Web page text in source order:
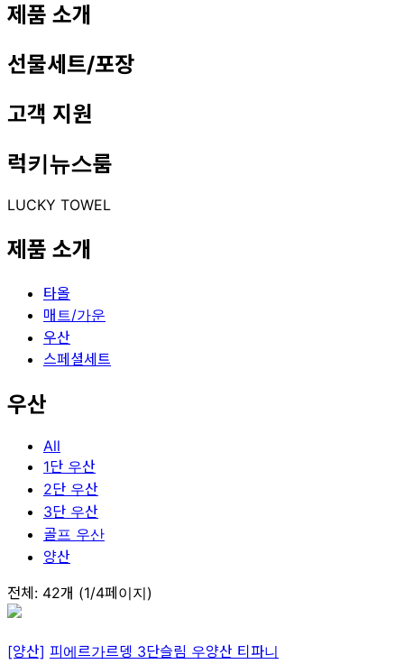
제품 소개
선물세트/포장
고객 지원
럭키뉴스룸
LUCKY TOWEL
제품 소개
타올
매트/가운
우산
스페셜세트
우산
All
1단 우산
2단 우산
3단 우산
골프 우산
양산
전체: 42개 (1/4페이지)
[양산] 피에르가르뎅 3단슬림 우양산 티파니